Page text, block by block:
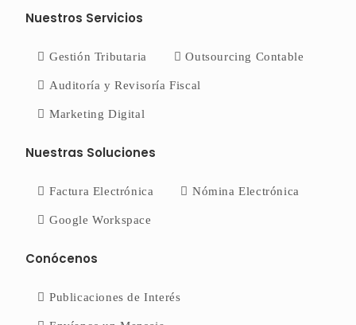
Nuestros Servicios
Gestión Tributaria Outsourcing Contable
Auditoría y Revisoría Fiscal
Marketing Digital
Nuestras Soluciones
Factura Electrónica Nómina Electrónica
Google Workspace
Conócenos
Publicaciones de Interés